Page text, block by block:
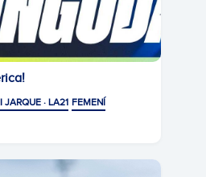
JARQUE · LA21 FEMENÍ